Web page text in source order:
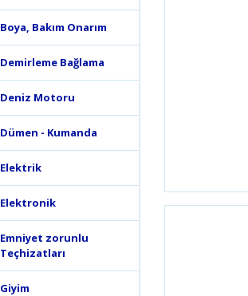
Boya, Bakım Onarım
Demirleme Bağlama
Deniz Motoru
Dümen - Kumanda
Elektrik
Elektronik
Emniyet zorunlu
Teçhizatları
Giyim